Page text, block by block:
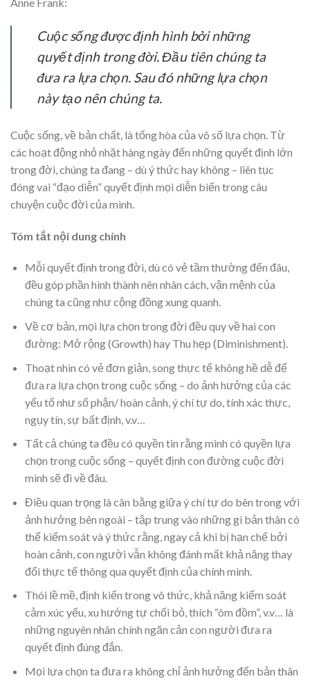
Cuộc sống được định hình bởi những
quyết định trong đời. Đầu tiên chúng ta
đưa ra lựa chọn. Sau đó những lựa chọn
này tạo nên chúng ta.
Cuộc sống, về bản chất, là tổng hòa của vô số lựa chọn. Từ
các hoạt động nhỏ nhặt hàng ngày đến những quyết định lớn
trong đời, chúng ta đang – dù ý thức hay không – liên tục
đóng vai “đạo diễn” quyết định mọi diễn biến trong câu
chuyện cuộc đời của mình.
Tóm tắt nội dung chính
Mỗi quyết định trong đời, dù có vẻ tầm thường đến đâu,
đều góp phần hình thành nên nhân cách, vận mệnh của
chúng ta cũng như cộng đồng xung quanh.
Về cơ bản, mọi lựa chọn trong đời đều quy về hai con
đường: Mở rộng (Growth) hay Thu hẹp (Diminishment).
Thoạt nhìn có vẻ đơn giản, song thực tế không hề dễ để
đưa ra lựa chọn trong cuộc sống – do ảnh hưởng của các
yếu tố như số phận/ hoàn cảnh, ý chí tự do, tính xác thực,
ngụy tín, sự bất định, v.v…
Tất cả chúng ta đều có quyền tin rằng mình có quyền lựa
chọn trong cuộc sống – quyết định con đường cuộc đời
mình sẽ đi về đâu.
Điều quan trọng là cân bằng giữa ý chí tự do bên trong với
ảnh hưởng bên ngoài – tập trung vào những gì bản thân có
thể kiểm soát và ý thức rằng, ngay cả khi bị hạn chế bởi
hoàn cảnh, con người vẫn không đánh mất khả năng thay
đổi thực tế thông qua quyết định của chính mình.
Thói lề mề, định kiến trong vô thức, khả năng kiểm soát
cảm xúc yếu, xu hướng tự chối bỏ, thích “ôm đồm”, v.v… là
những nguyên nhân chính ngăn cản con người đưa ra
quyết định đúng đắn.
Mọi lựa chọn ta đưa ra không chỉ ảnh hưởng đến bản thân